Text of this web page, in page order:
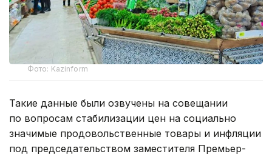
Фото: Kazinform
Такие данные были озвучены на совещании
по вопросам стабилизации цен на социально
значимые продовольственные товары и инфляции
под председательством заместителя Премьер-